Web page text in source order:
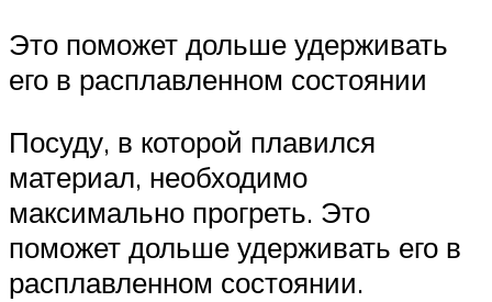
Это поможет дольше удерживать
его в расплавленном состоянии
Посуду, в которой плавился
материал, необходимо
максимально прогреть. Это
поможет дольше удерживать его в
расплавленном состоянии.